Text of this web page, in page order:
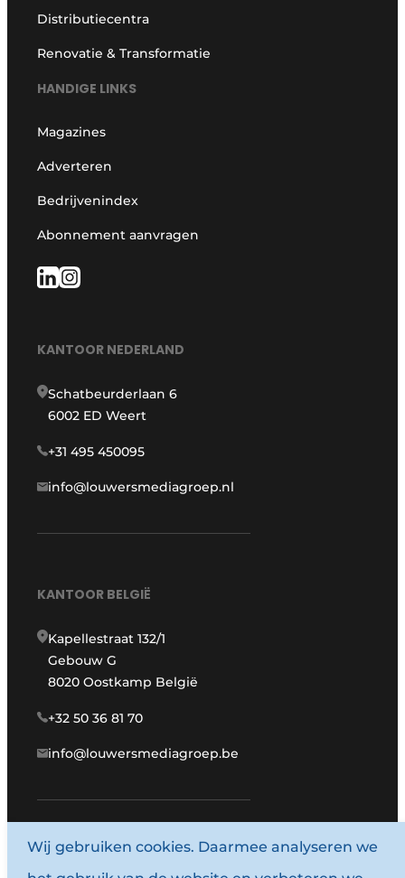
Distributiecentra
Renovatie & Transformatie
HANDIGE LINKS
Magazines
Adverteren
Bedrijvenindex
Abonnement aanvragen
KANTOOR NEDERLAND
Schatbeurderlaan 6
6002 ED Weert
+31 495 450095
info@louwersmediagroep.nl
KANTOOR BELGIË
Kapellestraat 132/1
Gebouw G
8020 Oostkamp België
+32 50 36 81 70
info@louwersmediagroep.be
www.louwersmediagroep.com
Wij gebruiken cookies. Daarmee analyseren we